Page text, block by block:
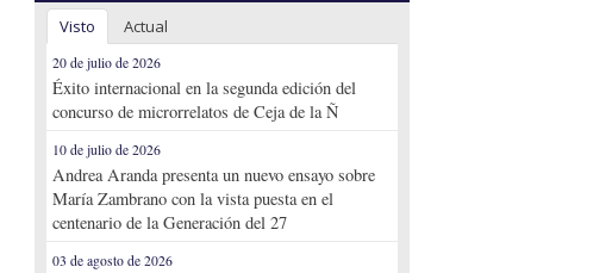
Visto Actual
20 de julio de 2026
Éxito internacional en la segunda edición del
concurso de microrrelatos de Ceja de la Ñ
10 de julio de 2026
Andrea Aranda presenta un nuevo ensayo sobre
María Zambrano con la vista puesta en el
centenario de la Generación del 27
03 de agosto de 2026